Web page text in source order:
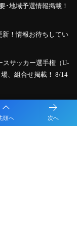
頭へ 次へ
･地域予選情報掲載！
新！情報お待ちしてい
スサッカー選手権（U-
、組合せ掲載！ 8/14
幕】クラブユース選
ィトリムカップ、メ
選手権U-15特集